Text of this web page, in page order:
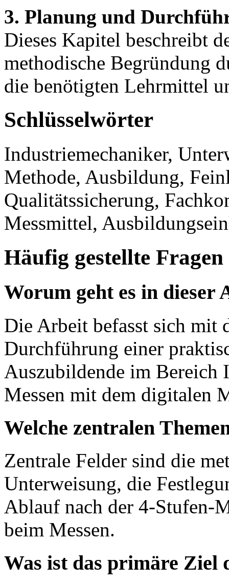
3. Planung und
Dieses Kapitel beschreibt
methodische Begründung
die benötigten Lehrmittel
Schlüsselwörter
Industriemechaniker,
Methode, Ausbildung,
Qualitätssicherung,
Messmittel,
Häufig gestellte Fragen
Worum geht es in dieser
Die Arbeit befasst sich mit
Durchführung einer
Auszubildende im Bereich
Messen mit dem digitalen
Welche zentralen
Zentrale Felder sind die
Unterweisung, die
Ablauf nach der 4-Stufen-
beim Messen.
Was ist das primäre Ziel